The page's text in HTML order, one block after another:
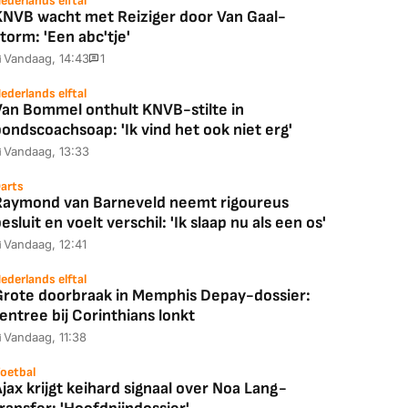
wacht met Reiziger door Van Gaal-
'Een abc'tje'
Vandaag, 14:43 1
elftal
Bommel onthult KNVB-stilte in
'Ik vind het ook niet erg'
Vandaag, 13:33
van Barneveld neemt rigoureus
en voelt verschil: 'Ik slaap nu als een os'
Vandaag, 12:41
elftal
doorbraak in Memphis Depay-dossier:
bij Corinthians lonkt
Vandaag, 11:38
krijgt keihard signaal over Noa Lang-